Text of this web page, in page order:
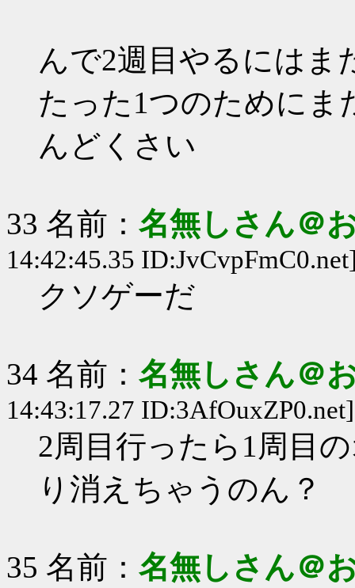
んで2週目やるにはま
たった1つのためにま
んどくさい
33 名前： 名無しさん＠
14:42:45.35
クソゲーだ
34 名前： 名無しさん＠
14:43:17.27 ID:3AfOuxZP0.net]
2周目行ったら1周目
り消えちゃうのん？
35 名前： 名無しさん＠